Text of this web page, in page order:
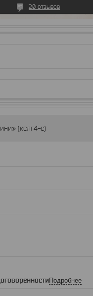
20 отзывов
(кслг4-с)
Подробнее